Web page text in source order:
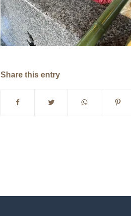
Share this entry